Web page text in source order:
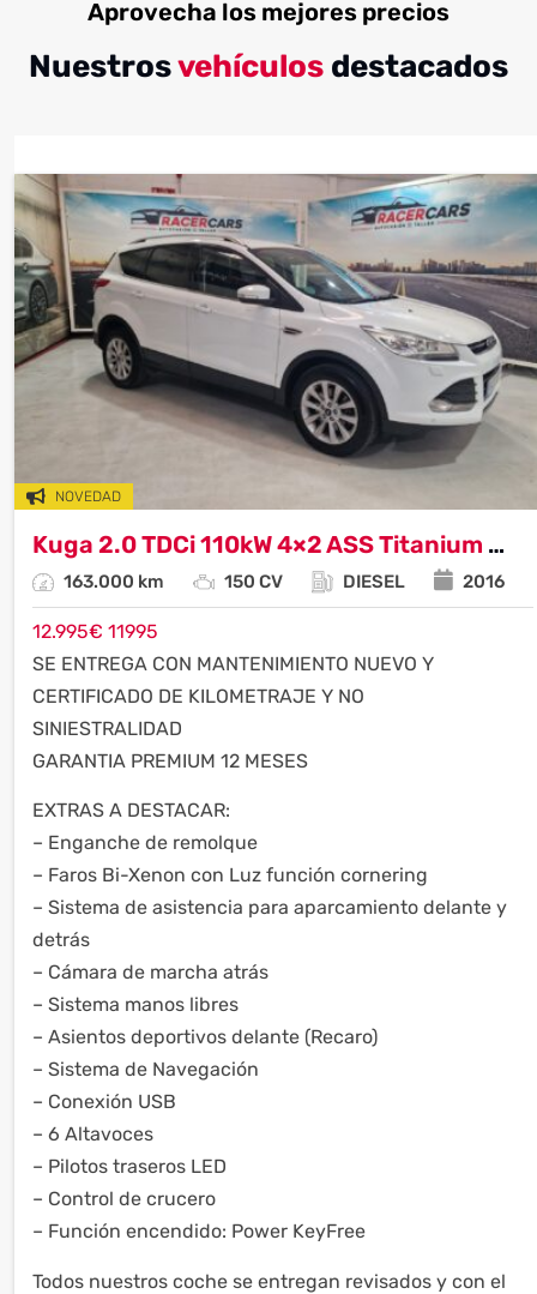
segunda mano
seguridad
financiación
segunda mano
seguridad
financiación
segunda mano
seguridad
financiación
Aprovecha los mejores precios
Nuestrosvehículos destacados
NOVEDAD
Kuga 2.0 TDCi 110kW 4×2 ASS Titanium 2 AÑOS DE GARANTIA
163.000 km 150 CV DIESEL 2016
12.995€ 11995
SE ENTREGA CON MANTENIMIENTO NUEVO Y
CERTIFICADO DE KILOMETRAJE Y NO
SINIESTRALIDAD
GARANTIA PREMIUM 12 MESES
EXTRAS A DESTACAR:
– Enganche de remolque
– Faros Bi-Xenon con Luz función cornering
– Sistema de asistencia para aparcamiento delante y
detrás
– Cámara de marcha atrás
– Sistema manos libres
– Asientos deportivos delante (Recaro)
– Sistema de Navegación
– Conexión USB
– 6 Altavoces
– Pilotos traseros LED
– Control de crucero
– Función encendido: Power KeyFree
Todos nuestros coche se entregan revisados y con el